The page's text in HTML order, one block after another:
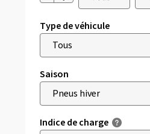
Type de véhicule
Saison
Indice de charge